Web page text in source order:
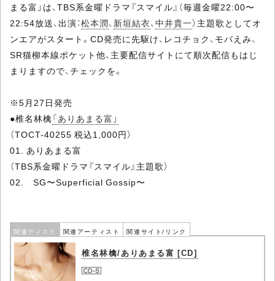
まる富」は、TBS系金曜ドラマ『スマイル』（毎週金曜22:00〜
22:54放送、出演：松本潤、 新垣結衣、中井貴一）主題歌としてオ
ンエアがスタート。CD発売に先駆け、レコチョク、モバえみ、
SR猫柳本線ポケット他、主要配信サイトにて順次配信もはじ
まりますので、チェックを。
※5月27日発売
●椎名林檎「ありあまる富」
（TOCT-40255 税込1,000円）
01. ありあまる富
（TBS系金曜ドラマ『スマイル』主題歌）
02. SG〜Superficial Gossip〜
関連ディスク 関連アーティスト 関連サイト/リンク
椎名林檎/ありあまる富 [CD]